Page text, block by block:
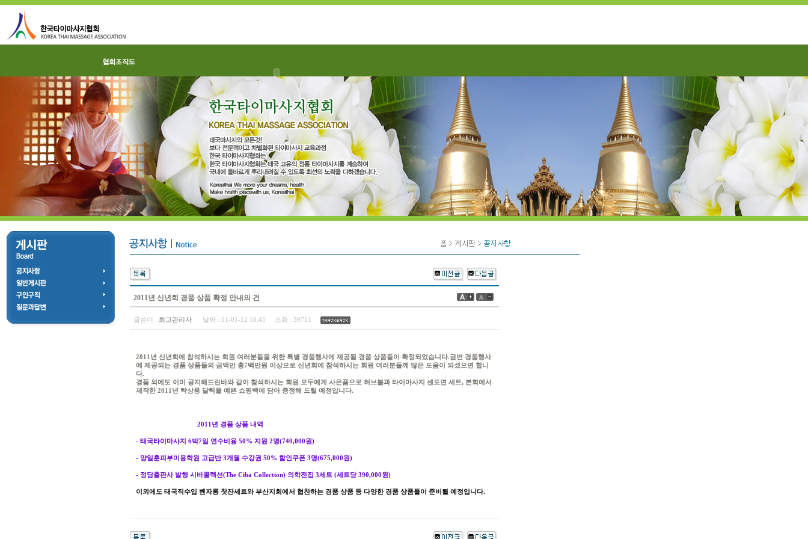
2011년 신년회 경품 상품 확정 안내의 건
글쓴이 : 최고관리자 날짜 : 11-01-12 18:45 조회 : 39711
2011년 신년회에 참석하시는 회원 여러분들을 위한 특별 경품행사에 제공될 경품 상품들이 확정되었습니다.금번 경품행사
에 제공되는 경품 상품들의 금액만 총7백만원 이상으로 신년회에 참석하시는 회원 여러분들께 많은 도움이 되셨으면 합니
다.
경품 외에도 이미 공지해드린바와 같이 참석하시는 회원 모두에게 사은품으로 허브볼과 타이마사지 센도면 세트, 본회에서
제작한 2011년 탁상용 달력을 예쁜 쇼핑백에 담아 증정해 드릴 예정입니다.
2011년 경품 상품 내역
- 태국타이마사지 6박7일 연수비용 50% 지원 2명(740,000원)
- 양일훈피부미용학원 고급반 3개월 수강권 50% 할인쿠폰 3명(675,000원)
- 정담출판사 발행 시바콜렉션(The Ciba Collection) 의학전집 3세트 (세트당 390,000원)
이외에도 태국직수입 벤자롱 찻잔세트와 부산지회에서 협찬하는 경품 상품 등 다양한 경품 상품들이 준비될 예정입니다.